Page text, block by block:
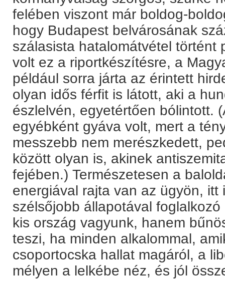
felében viszont már boldog-
hogy Budapest belvárosának
szálasista hatalomátvétel történt
volt ez a riportkészítésre, a
például sorra járta az érintett
olyan idős férfit is látott, aki a
észlelvén, egyetértően bólintott.
egyébként gyáva volt, mert a
messzebb nem merészkedett,
között olyan is, akinek
fejében.) Természetesen a
energiával rajta van az ügyön, itt
szélsőjobb állapotával
kis ország vagyunk, hanem
teszi, ha minden alkalommal,
csoportocska hallat magáról, a
mélyen a lelkébe néz, és jól